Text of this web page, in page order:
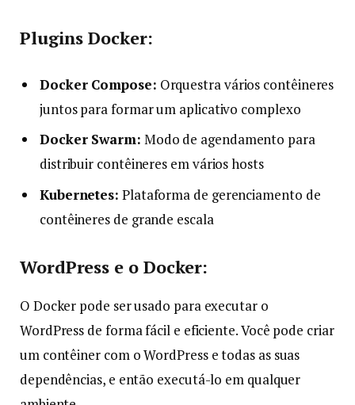
Plugins Docker:
Docker Compose: Orquestra vários contêineres
juntos para formar um aplicativo complexo
Docker Swarm: Modo de agendamento para
distribuir contêineres em vários hosts
Kubernetes: Plataforma de gerenciamento de
contêineres de grande escala
WordPress e o Docker:
O Docker pode ser usado para executar o
WordPress de forma fácil e eficiente. Você pode criar
um contêiner com o WordPress e todas as suas
dependências, e então executá-lo em qualquer